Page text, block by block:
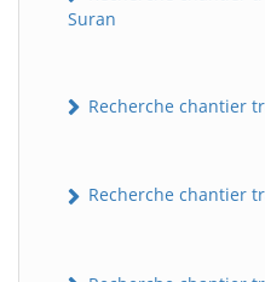
Suran
Recherche chantier
Recherche chantier